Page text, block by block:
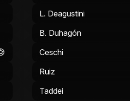
L. Deagustini
B. Duhagón
Ceschi
Ruiz
Taddei